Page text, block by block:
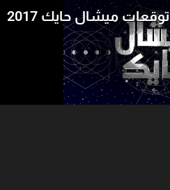
توقعات ميشال حايك 2017